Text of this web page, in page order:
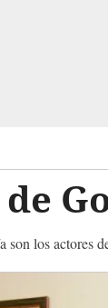
son los actores